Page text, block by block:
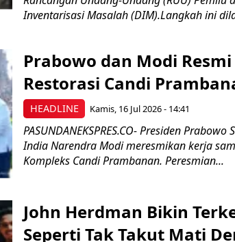
Inventarisasi Masalah (DIM).Langkah ini
HEADLINE
Prabowo dan Modi
Restorasi Candi
Kamis, 16 Jul 2026 - 14:41
PASUNDANEKSPRES.CO- Presiden
India Narendra Modi meresmikan kerja
Kompleks Candi Prambanan. Peresmian...
John Herdman Bikin
Seperti Tak Takut Mati